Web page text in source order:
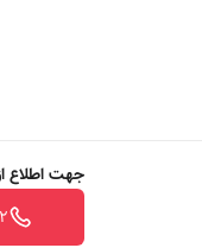
جهت اطلاع